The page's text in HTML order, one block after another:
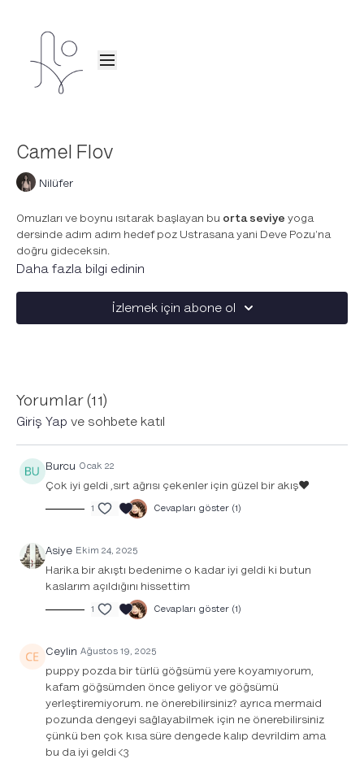
Camel Flov
Nilüfer
Omuzları ve boynu ısıtarak başlayan bu orta seviye yoga
dersinde adım adım hedef poz Ustrasana yani Deve Pozu'na
doğru gideceksin.
mermaid ve anahatasana gibi farklı geriye eğilme ve omuz açıcı
pozlar ile bedeni hedef poza hazırla.
Daha fazla bilgi edinin
İzlemek için abone ol
Yorumlar (11)
Giriş Yap ve sohbete katıl
Burcu Ocak 22
Çok iyi geldi ,sırt ağrısı çekenler için güzel bir akış❤️
1 Cevapları göster (1)
Asiye Ekim 24, 2025
Harika bir akıştı bedenime o kadar iyi geldi ki butun
kaslarım açıldığını hissettim
1 Cevapları göster (1)
Ceylin Ağustos 19, 2025
puppy pozda bir türlü göğsümü yere koyamıyorum,
kafam göğsümden önce geliyor ve göğsümü
yerleştiremiyorum. ne önerebilirsiniz? ayrıca mermaid
pozunda dengeyi sağlayabilmek için ne önerebilirsiniz
çünkü ben çok kısa süre dengede kalıp devrildim ama
bu da iyi geldi <3